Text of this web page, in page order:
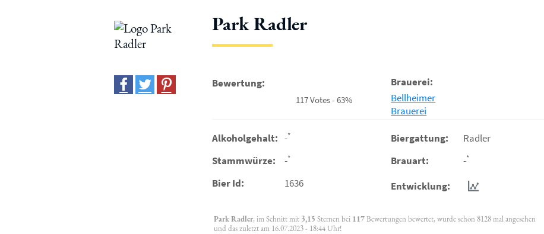
Park Radler
Bewertung:
117 Votes - 63%
Brauerei:
Bellheimer
Brauerei
Alkoholgehalt: -*
Stammwürze: -*
Bier Id: 1636
Biergattung:
Radler
Brauart:
-*
Entwicklung:
Park Radler, im Schnitt mit 3,15 Sternen bei 117Bewertungen bewertet, wurde schon 8128 mal angesehen
und das zuletzt am 16.07.2023 - 18:44 Uhr!